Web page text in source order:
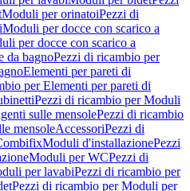
Moduli per orinatoiPezzi di
Moduli per docce con scarico a
per docce con scarico a
da bagnoPezzi di ricambio per
Elementi per pareti di
per Elementi per pareti di
Pezzi di ricambio per Moduli
sulle mensolePezzi di ricambio
mensoleAccessoriPezzi di
Moduli d'installazionePezzi
Moduli per WCPezzi di
per lavabiPezzi di ricambio per
Pezzi di ricambio per Moduli per